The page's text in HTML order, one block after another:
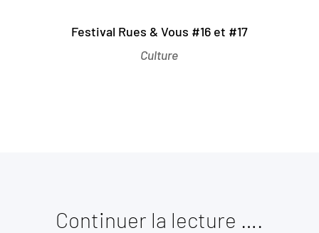
Festival Rues & Vous #16 et #17
Culture
Continuer la lecture ….